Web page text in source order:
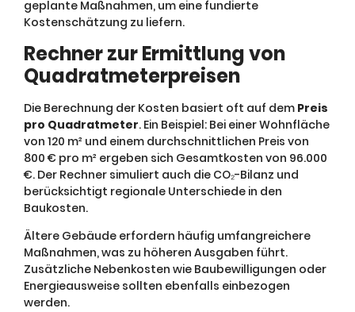
geplante Maßnahmen, um eine fundierte
Kostenschätzung zu liefern.
Rechner zur Ermittlung von
Quadratmeterpreisen
Die Berechnung der Kosten basiert oft auf dem Preis
pro Quadratmeter. Ein Beispiel: Bei einer Wohnfläche
von 120 m² und einem durchschnittlichen Preis von
800 € pro m² ergeben sich Gesamtkosten von 96.000
€. Der Rechner simuliert auch die CO₂-Bilanz und
berücksichtigt regionale Unterschiede in den
Baukosten.
Ältere Gebäude erfordern häufig umfangreichere
Maßnahmen, was zu höheren Ausgaben führt.
Zusätzliche Nebenkosten wie Baubewilligungen oder
Energieausweise sollten ebenfalls einbezogen
werden.